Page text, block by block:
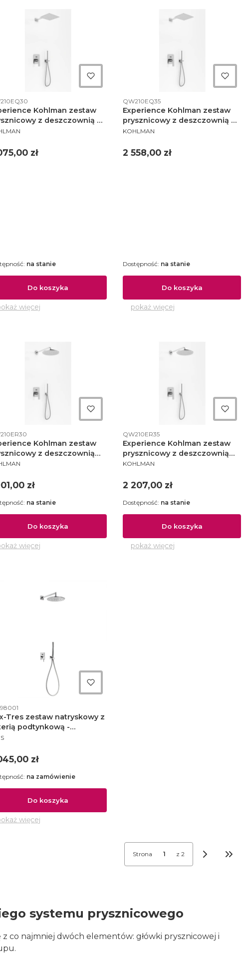
produktu
Kohlman zestaw
z deszczownią 30
- QW210EQ30
zł
Do koszyka
na stanie
więcej
Kod produktu
QW210EQ35
Experience Kohlman zestaw
prysznicowy z deszczownią 35
cm chrom - QW210EQ35
PRODUCENT
KOHLMAN
Cena
2 558,00 zł
Do koszyka
Dostępność: na stanie
pokaż więcej
produktu
Kohlman zestaw
z deszczownią
cm chrom - QW210ER30
zł
Do koszyka
na stanie
więcej
Kod produktu
QW210ER35
Experience Kohlman zestaw
prysznicowy z deszczownią
fi35 cm chrom - QW210ER35
PRODUCENT
KOHLMAN
Cena
2 207,00 zł
Do koszyka
Dostępność: na stanie
pokaż więcej
Tres zestaw natryskowy z
podtynkową -
zł
Do koszyka
na zamówienie
więcej
Strona z 2
systemu prysznicowego
co najmniej dwóch elementów: główki prysznicowej i